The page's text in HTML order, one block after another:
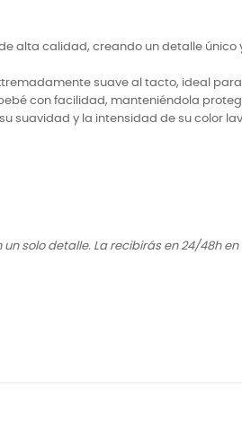
alta calidad, creando un detalle
suave al tacto, ideal
con facilidad, manteniéndola
suavidad y la intensidad de su color
solo detalle. La recibirás en 24/48h